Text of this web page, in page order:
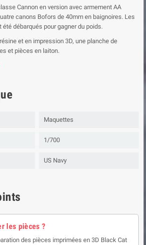
Cannon en version avec armement AA
canons Bofors de 40mm en baignoires. Les
débarqués pour gagner du poids.
et en impression 3D, une planche de
et pièces en laiton.
Maquettes
1/700
US Navy
les pièces ?
des pièces imprimées en 3D Black Cat